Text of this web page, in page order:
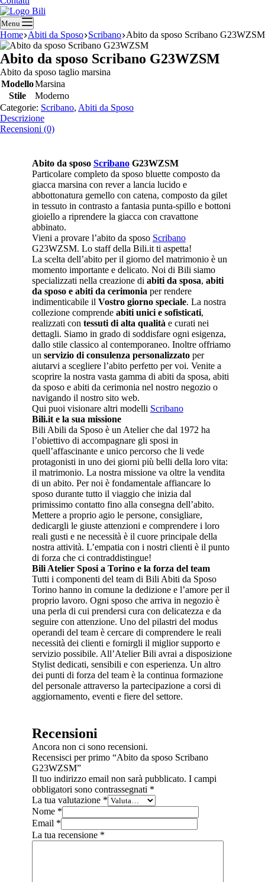
Menu
Home Abiti da Sposo Scribano Abito da sposo Scribano G23WZSM
Abito da sposo Scribano G23WZSM
Abito da sposo taglio marsina
ModelloMarsina
Stile
Moderno
Categorie: Scribano, Abiti da Sposo
Descrizione
Recensioni (0)
Abito da sposo ScribanoG23WZSM
Particolare completo da sposo bluette composto da
giacca marsina con rever a lancia lucido e
abbottonatura gemello con catena, composto da gilet
in tessuto in contrasto a fantasia punta-spillo e bottoni
gioiello a riprendere la giacca con cravattone
abbinato.
Vieni a provare l’abito da sposo Scribano
G23WZSM. Lo staff della Bili.it ti aspetta!
La scelta dell’abito per il giorno del matrimonio è un
momento importante e delicato. Noi di Bili siamo
specializzati nella creazione di abiti da sposa, abiti
da sposo e abiti da cerimonia per rendere
indimenticabile il Vostro giorno speciale. La nostra
collezione comprende abiti unici e sofisticati,
realizzati con tessuti di alta qualità e curati nei
dettagli. Siamo in grado di soddisfare ogni esigenza,
dallo stile classico al contemporaneo. Inoltre offriamo
un servizio di consulenza personalizzatoper
aiutarvi a scegliere l’abito perfetto per voi. Venite a
scoprire la nostra vasta gamma di abiti da sposa, abiti
da sposo e abiti da cerimonia nel nostro negozio o
navigando il nostro sito web.
Qui puoi visionare altri modelli Scribano
Bili.it e la sua missione
Bili Abili da Sposo è un Atelier che dal 1972 ha
l’obiettivo di accompagnare gli sposi in
quell’affascinante e unico percorso che li vede
protagonisti in uno dei giorni più belli della loro vita:
il matrimonio. La nostra missione va oltre la vendita
di un abito. Per noi è fondamentale affiancare lo
sposo durante tutto il viaggio che inizia dal
primissimo contatto fino alla consegna dell’abito.
Mettere a proprio agio le persone, consigliare,
dedicargli le giuste attenzioni e comprendere i loro
reali gusti e ne necessità è il cuore principale della
nostra attività. L’empatia con i nostri clienti è il punto
di forza che ci contraddistingue!
Bili Atelier Sposi a Torino e la forza del team
Tutti i componenti del team di Bili Abiti da Sposo
Torino hanno in comune la dedizione e l’amore per il
proprio lavoro. Ogni sposo che arriva in negozio è
una perla di cui prendersi cura con delicatezza e da
seguire con attenzione. Uno del pilastri del modus
operandi del team è cercare di comprendere le reali
necessità dei clienti e fornirgli il miglior supporto e
servizio possibile. All’Atelier Bili avrai a disposizione
Stylist dedicati, sensibili e con esperienza. Un altro
dei punti di forza del team è la continua formazione
del personale attraverso la partecipazione a corsi di
aggiornamento, eventi e fiere del settore.
Recensioni
Ancora non ci sono recensioni.
Recensisci per primo “Abito da sposo Scribano
G23WZSM”
Il tuo indirizzo email non sarà pubblicato. I campi
obbligatori sono contrassegnati *
La tua valutazione *
Nome*
Email *
La tua recensione *